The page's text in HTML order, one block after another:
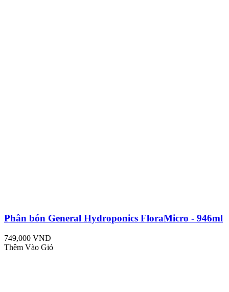
Phân bón General Hydroponics FloraMicro - 946ml
749,000 VND
Thêm Vào Giỏ